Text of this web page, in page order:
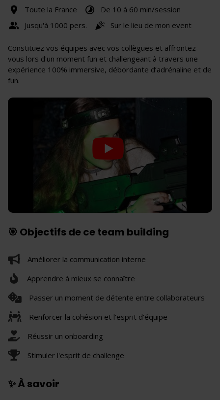
Toute la France
De 10 à 60 min/session
Jusqu'à 1000 pers.
Sur le lieu de mon event
Constituez vos équipes avec vos collègues et affrontez-
vous lors d'un moment fun et challengeant à travers une
expérience 100% immersive, débordante d’adrénaline et de
fun.
🎯 Objectifs de ce team building
Améliorer la communication interne
Apprendre à mieux se connaître
Passer un moment de détente entre collaborateurs
Renforcer la cohésion et l'esprit d'équipe
Réussir un onboarding
Stimuler l'esprit de challenge
✨ À savoir